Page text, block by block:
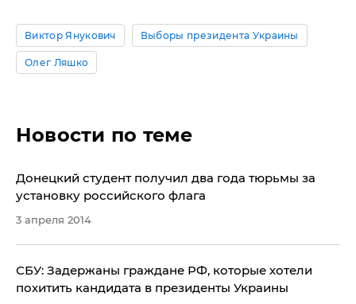
Виктор Янукович Выборы президента Украины
Олег Ляшко
Новости по теме
Донецкий студент получил два года тюрьмы за
установку российского флага
3 апреля 2014
СБУ: Задержаны граждане РФ, которые хотели
похитить кандидата в президенты Украины